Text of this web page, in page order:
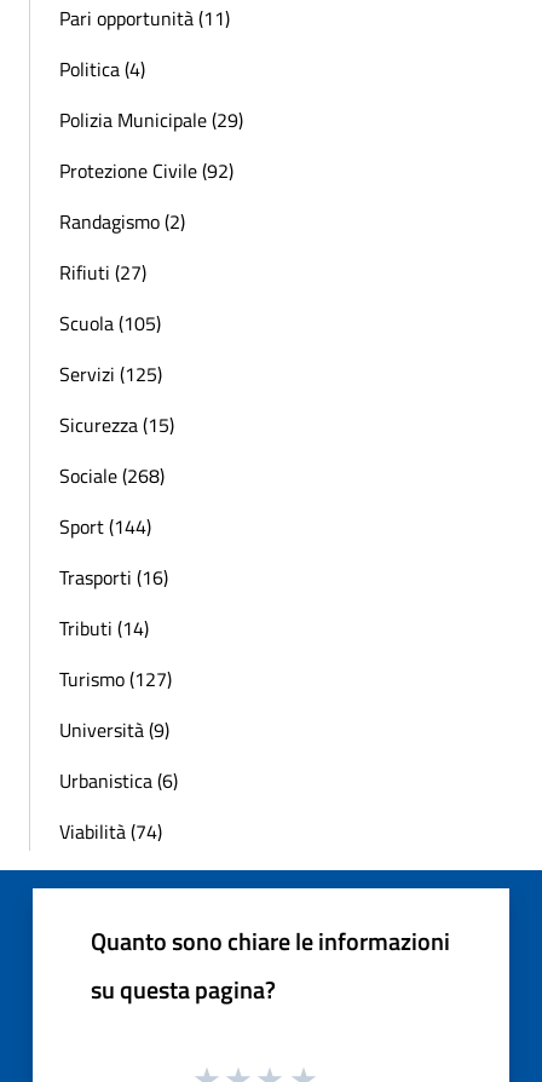
Pari opportunità (11)
Politica (4)
Polizia Municipale (29)
Protezione Civile (92)
Randagismo (2)
Rifiuti (27)
Scuola (105)
Servizi (125)
Sicurezza (15)
Sociale (268)
Sport (144)
Trasporti (16)
Tributi (14)
Turismo (127)
Università (9)
Urbanistica (6)
Viabilità (74)
Quanto sono chiare le informazioni
su questa pagina?